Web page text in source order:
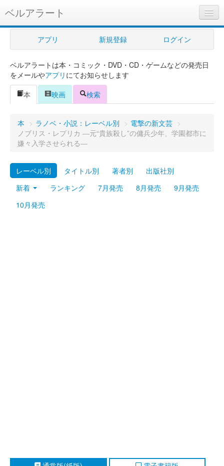
ベルアラート
ベルアラートとは
ヘルプ
新規登録
ログイン
購入管理
プレミアム
アプリ 新規登録 ログイン
ベルアラートは本・コミック・DVD・CD・ゲームなどの発売日
をメールやアプリ にてお知らせします
本
映画 検索
本 > ラノベ・小説：レーベル別 > 電撃の新文芸 >
ノブリス・レプリカ ―元“貴族殺し”の傭兵少年、学園都市に
嫌々入学させられる―
レーベル別 タイトル別 著者別
出版社別
新着
ランキング 7月発売 8月発売
9月発売
10月発売